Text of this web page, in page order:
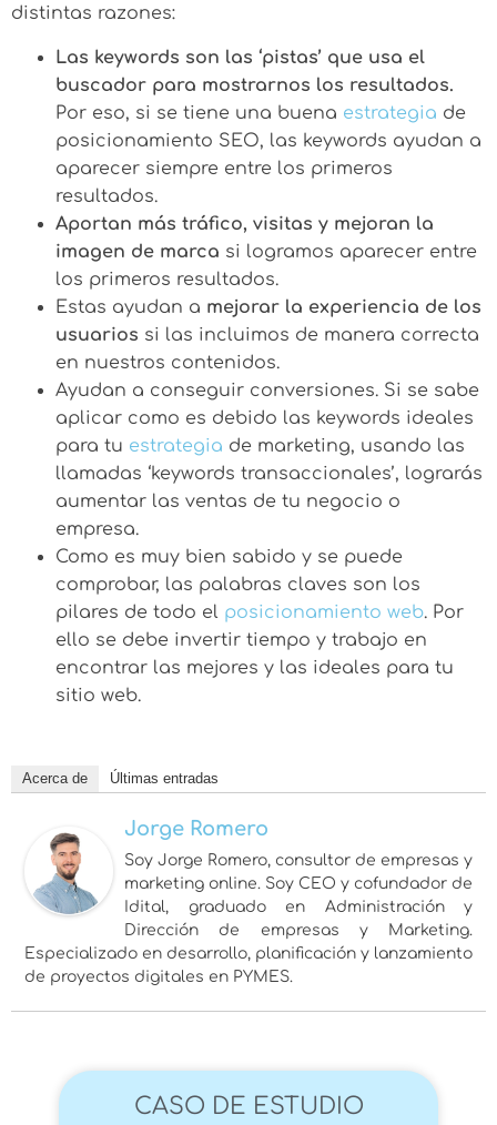
distintas razones:
Las keywords son las ‘pistas’ que usa el
buscador para mostrarnos los resultados.
Por eso, si se tiene una buena estrategia de
posicionamiento SEO, las keywords ayudan a
aparecer siempre entre los primeros
resultados.
Aportan más tráfico, visitas y mejoran la
imagen de marca si logramos aparecer entre
los primeros resultados.
Estas ayudan a mejorar la experiencia de los
usuarios si las incluimos de manera correcta
en nuestros contenidos.
Ayudan a conseguir conversiones. Si se sabe
aplicar como es debido las keywords ideales
para tu estrategia de marketing, usando las
llamadas ‘keywords transaccionales’, lograrás
aumentar las ventas de tu negocio o
empresa.
Como es muy bien sabido y se puede
comprobar, las palabras claves son los
pilares de todo el posicionamiento web. Por
ello se debe invertir tiempo y trabajo en
encontrar las mejores y las ideales para tu
sitio web.
Acerca de Últimas entradas
Jorge Romero
Soy Jorge Romero, consultor de empresas y
marketing online. Soy CEO y cofundador de
Idital, graduado en Administración y
Dirección de empresas y Marketing.
Especializado en desarrollo, planificación y lanzamiento
de proyectos digitales en PYMES.
CASO DE ESTUDIO